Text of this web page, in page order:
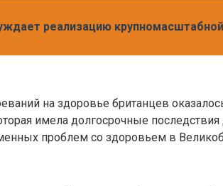
реализацию
на здоровье британцев
имела долгосрочные
проблем со здоровьем в